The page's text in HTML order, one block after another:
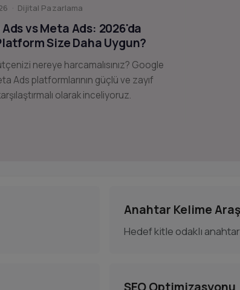
· Dijital Pazarlama
vs Meta Ads: 2026'da
Size Daha Uygun?
nereye harcamalısınız? Google
Ads platformlarının güçlü ve zayıf
olarak inceliyoruz.
Anahtar Kelime
Hedef kitle odaklı